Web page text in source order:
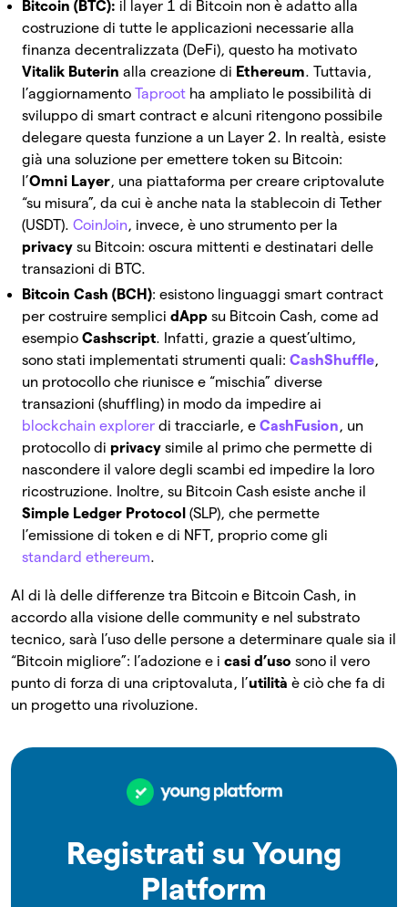
Bitcoin (BTC): il layer 1 di Bitcoin non è adatto alla
costruzione di tutte le applicazioni necessarie alla
finanza decentralizzata (DeFi), questo ha motivato
Vitalik Buterin alla creazione di Ethereum. Tuttavia,
l’aggiornamento Taproot ha ampliato le possibilità di
sviluppo di smart contract e alcuni ritengono possibile
delegare questa funzione a un Layer 2. In realtà, esiste
già una soluzione per emettere token su Bitcoin:
l’Omni Layer, una piattaforma per creare criptovalute
“su misura”, da cui è anche nata la stablecoin di Tether
(USDT). CoinJoin, invece, è uno strumento per la
privacy su Bitcoin: oscura mittenti e destinatari delle
transazioni di BTC.
Bitcoin Cash (BCH): esistono linguaggi smart contract
per costruire semplici dApp su Bitcoin Cash, come ad
esempio Cashscript. Infatti, grazie a quest’ultimo,
sono stati implementati strumenti quali: CashShuffle,
un protocollo che riunisce e “mischia” diverse
transazioni (shuffling) in modo da impedire ai
blockchain explorer di tracciarle, e CashFusion, un
protocollo di privacy simile al primo che permette di
nascondere il valore degli scambi ed impedire la loro
ricostruzione. Inoltre, su Bitcoin Cash esiste anche il
Simple Ledger Protocol (SLP), che permette
l’emissione di token e di NFT, proprio come gli
standard ethereum.
Al di là delle differenze tra Bitcoin e Bitcoin Cash, in
accordo alla visione delle community e nel substrato
tecnico, sarà l’uso delle persone a determinare quale sia il
“Bitcoin migliore”: l’adozione e i casi d’uso sono il vero
punto di forza di una criptovaluta, l’utilità è ciò che fa di
un progetto una rivoluzione.
Registrati su Young
Platform